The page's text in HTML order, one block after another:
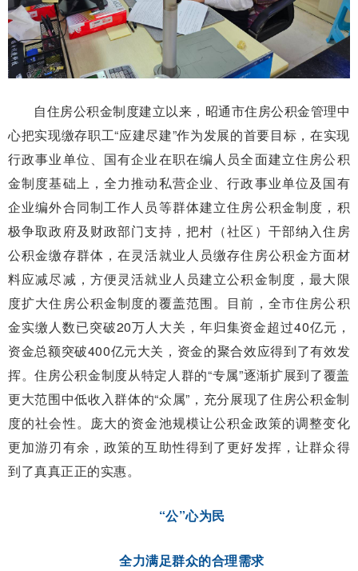
自住房公积金制度建立以来，昭通市住房公积金管理中
心把实现缴存职工“应建尽建”作为发展的首要目标，在实现
行政事业单位、国有企业在职在编人员全面建立住房公积
金制度基础上，全力推动私营企业、行政事业单位及国有
企业编外合同制工作人员等群体建立住房公积金制度，积
极争取政府及财政部门支持，把村（社区）干部纳入住房
公积金缴存群体，在灵活就业人员缴存住房公积金方面材
料应减尽减，方便灵活就业人员建立公积金制度，最大限
度扩大住房公积金制度的覆盖范围。目前，全市住房公积
金实缴人数已突破20万人大关，年归集资金超过40亿元，
资金总额突破400亿元大关，资金的聚合效应得到了有效发
挥。住房公积金制度从特定人群的“专属”逐渐扩展到了覆盖
更大范围中低收入群体的“众属”，充分展现了住房公积金制
度的社会性。庞大的资金池规模让公积金政策的调整变化
更加游刃有余，政策的互助性得到了更好发挥，让群众得
到了真真正正的实惠。
“公”心为民
全力满足群众的合理需求